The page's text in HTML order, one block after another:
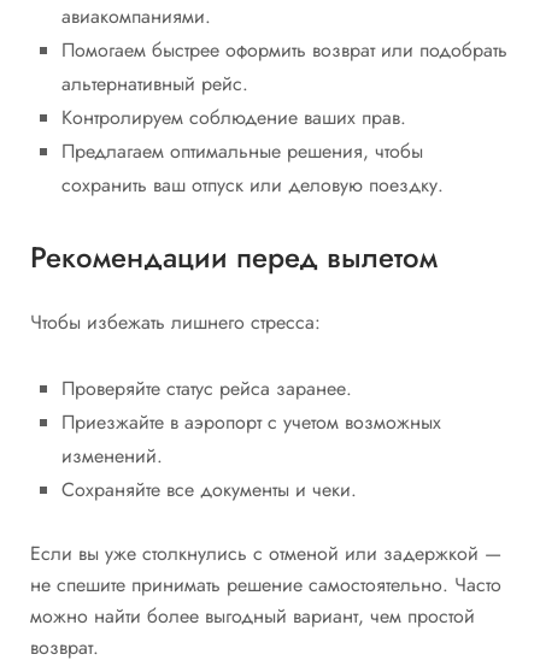
авиакомпаниями.
Помогаем быстрее оформить возврат или подобрать
альтернативный рейс.
Контролируем соблюдение ваших прав.
Предлагаем оптимальные решения, чтобы
сохранить ваш отпуск или деловую поездку.
Рекомендации перед вылетом
Чтобы избежать лишнего стресса:
Проверяйте статус рейса заранее.
Приезжайте в аэропорт с учетом возможных
изменений.
Сохраняйте все документы и чеки.
Если вы уже столкнулись с отменой или задержкой —
не спешите принимать решение самостоятельно. Часто
можно найти более выгодный вариант, чем простой
возврат.